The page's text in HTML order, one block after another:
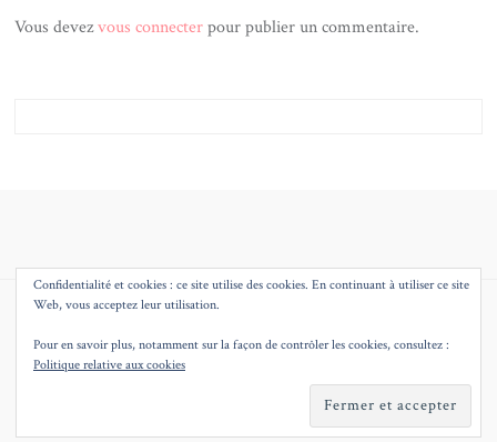
Vous devezvous connecterpour publier un commentaire.
JUSTGOODTHEMES.COM
TO
Confidentialité et cookies : ce site utilise des cookies. En continuant à utiliser ce site
Web, vous acceptez leur utilisation.
Pour en savoir plus, notamment sur la façon de contrôler les cookies, consultez :
Politique relative aux cookies